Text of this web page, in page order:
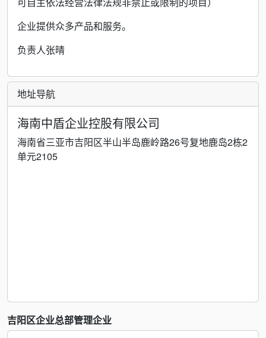
企业提供众多产品和服务。
负责人张晴
地址导航
海南中盾企业控股有限公司
海南省三亚市吉阳区半山半岛鹿岭路26号复地鹿岛2栋2
单元2105
吉阳区企业总部管理企业